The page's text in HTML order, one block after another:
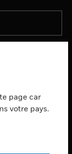
page car
votre pays.